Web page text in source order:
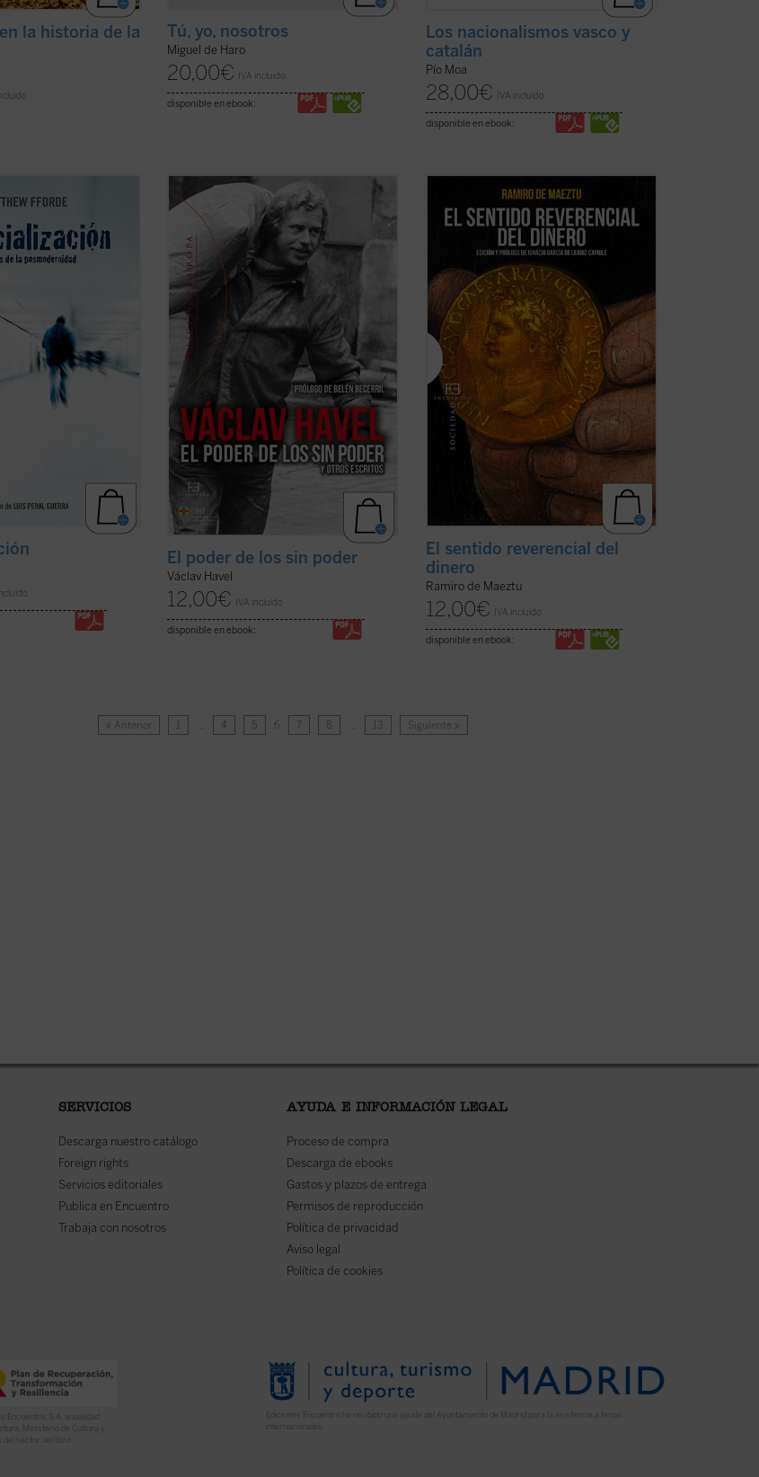
la historia de la
Tú, yo, nosotros
Miguel de Haro
20,00€ IVA incluido
disponible en ebook:
Los nacionalismos vasco y
catalán
Pío Moa
28,00€ IVA incluido
disponible en ebook:
caracteriza a la
es la pérdida de
es
por Matthew Fforde
sus orígenes,
y los mecanismos de
El poder de los sin poderes una de las
obras más importantes de Václav Havel
(1936-2011), un ensayo que constituyó un
verdadero grito de libertad en los años
setenta y que pronto se convertiría en un
manifiesto de la disidencia en ...
ficha)
El poder de los sin poder
Václav Havel
12,00€ IVA incluido
disponible en ebook:
Pocas veces hallará el lector una obra tan
sorprendentemente oportuna y
esclarecedora para nuestras actuales
circunstancias económico-financieras y
morales como ésta de Ramiro de Maeztu.
Oportuna, al interrogarnos forzosamente
por las causas ...(ver ficha)
El sentido reverencial del
dinero
Ramiro de Maeztu
12,00€ IVA incluido
disponible en ebook:
« Anterior 1 … 4 5 6 7 8 … 13 Siguiente »
SERVICIOS
Descarga nuestro catálogo
Foreign rights
Servicios editoriales
Publica en Encuentro
Trabaja con nosotros
AYUDA E INFORMACIÓN LEGAL
Proceso de compra
Descarga de ebooks
Gastos y plazos de entrega
Permisos de reproducción
Política de privacidad
Aviso legal
Política de cookies
Encuentro, S.A. anualidad
Ministerio de Cultura y
sector del libro.
Ediciones Encuentro ha recibido una ayuda del Ayuntamiento de Madrid para la asistencia a ferias